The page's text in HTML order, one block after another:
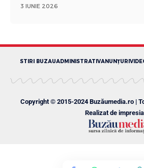
3 IUNIE 2026
STIRI BUZAUADMINISTRATIVANUNȚURI
Copyright © 2015-2024 Buzăumedia.ro |
Realizat de